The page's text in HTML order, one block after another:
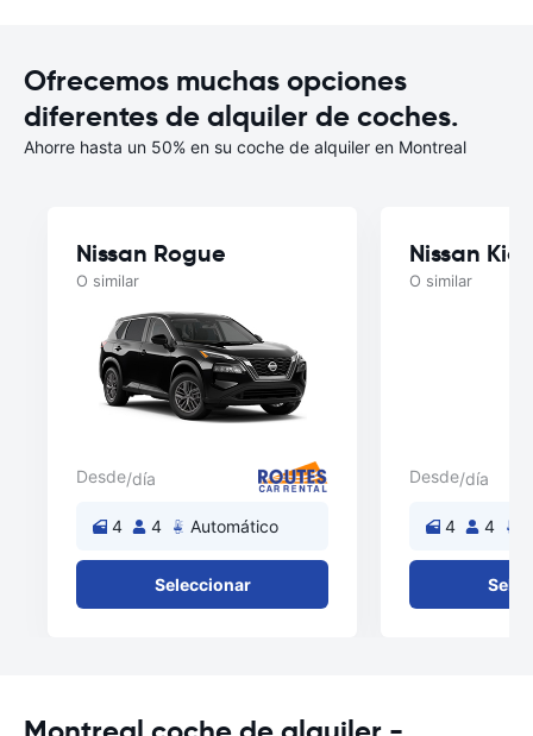
Ofrecemos muchas opciones
diferentes de alquiler de coches.
Ahorre hasta un 50% en su coche de alquiler en Montreal
Nissan Rogue
O similar
Desde/día
4 4 Automático
Seleccionar
Nissan
O similar
Desde/día
4 4